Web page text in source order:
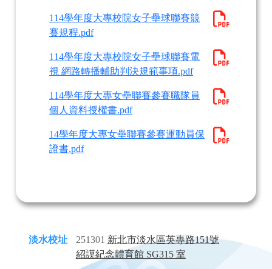
114學年度大專校院女子壘球聯賽競
賽規程.pdf
114學年度大專校院女子壘球聯賽電
視 網路轉播輔助判決規範事項.pdf
114學年度大專女壘聯賽參賽職隊員
個人資料授權書.pdf
14學年度大專女壘聯賽參賽運動員保
證書.pdf
淡水校址 251301 新北市淡水區英專路151號
紹謨紀念體育館 SG315 室